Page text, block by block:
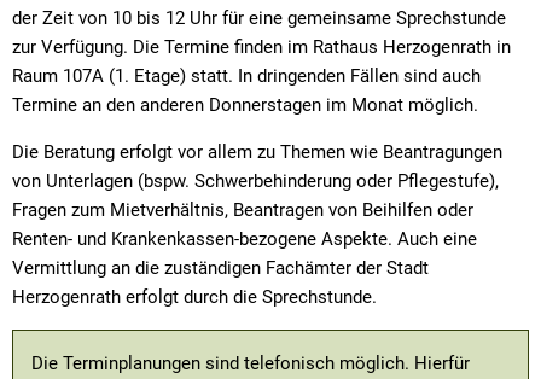
der Zeit von 10 bis 12 Uhr für eine gemeinsame Sprechstunde
zur Verfügung. Die Termine finden im Rathaus Herzogenrath in
Raum 107A (1. Etage) statt. In dringenden Fällen sind auch
Termine an den anderen Donnerstagen im Monat möglich.
Die Beratung erfolgt vor allem zu Themen wie Beantragungen
von Unterlagen (bspw. Schwerbehinderung oder Pflegestufe),
Fragen zum Mietverhältnis, Beantragen von Beihilfen oder
Renten- und Krankenkassen-bezogene Aspekte. Auch eine
Vermittlung an die zuständigen Fachämter der Stadt
Herzogenrath erfolgt durch die Sprechstunde.
Die Terminplanungen sind telefonisch möglich. Hierfür